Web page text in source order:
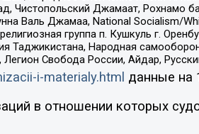
Джамаат, Рохнамо
Валь Джамаа, National Socialism/
группа п. Кушкуль г.
Таджикистана, Народная
Свобода России, Айдар,
i-materialy.html данные на
в отношении которых